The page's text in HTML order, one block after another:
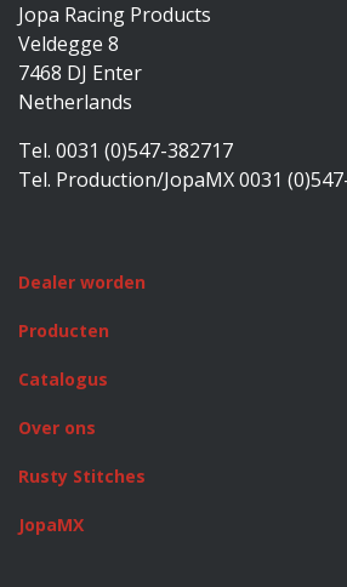
Jopa Racing Products
Veldegge 8
7468 DJ Enter
Netherlands
Tel. 0031 (0)547-382717
Tel. Production/JopaMX 0031
Dealer worden
Producten
Catalogus
Over ons
Rusty Stitches
JopaMX